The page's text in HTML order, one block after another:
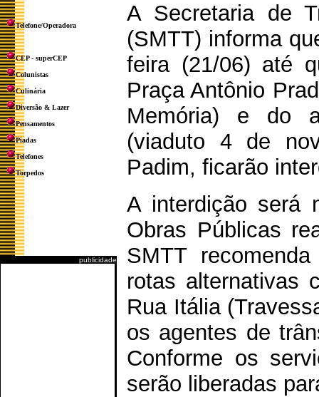
Telefone/Operadora
CEP - superCEP
Colunistas
Culinária
Diversão & Lazer
Pensamentos
Piadas
Telefones
Torpedos
publicidade
A Secretaria de
(SMTT) informa
feira (21/06) até
Praça Antônio
Memória) e do
(viaduto 4 de
Padim, ficarão
A interdição será
Obras Públicas
SMTT
rotas alternativas
Rua Itália
os agentes de
Conforme os
serão liberadas